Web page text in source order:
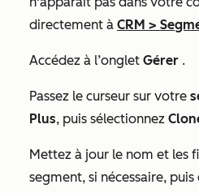
directement à CRM >
Accédez à l’onglet Gérer .
Passez le curseur sur votre
Plus, puis sélectionnez
Mettez à jour le nom et les
segment, si nécessaire, puis